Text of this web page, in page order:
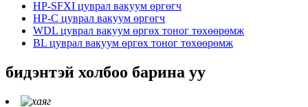
HP-SFXI цуврал вакуум өргөгч
HP-C цуврал вакуум өргөгч
WDL цуврал вакуум өргөх тоног төхөөрөмж
BL цуврал вакуум өргөх тоног төхөөрөмж
бидэнтэй холбоо барина уу